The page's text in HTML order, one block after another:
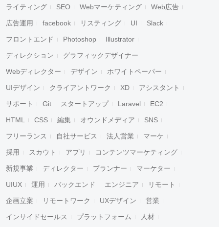
ライティング SEO Webマーケティング Web広告
広告運用 facebook リスティング UI Slack
フロントエンド Photoshop Illustrator
ディレクション グラフィックデザイナー
Webディレクター デザイン ホワイトペーパー
UIデザイン クライアントワーク XD アシスタント
サポート Git スタートアップ Laravel EC2
HTML CSS 編集 オウンドメディア SNS
フリーランス 自社サービス 法人営業 マーケ
採用 スカウト アプリ コンテンツマーケティング
新規事業 ディレクター プランナー マーケター
UIUX 運用 バックエンド エンジニア リモート
企画立案 リモートワーク UXデザイン 営業
インサイドセールス プラットフォーム 人材